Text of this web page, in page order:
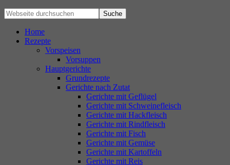
Home
Rezepte
Vorspeisen
Vorsuppen
Hauptgerichte
Grundrezepte
Gerichte nach Zutat
Gerichte mit Geflügel
Gerichte mit Schweinefleisch
Gerichte mit Hackfleisch
Gerichte mit Rindfleisch
Gerichte mit Fisch
Gerichte mit Gemüse
Gerichte mit Kartoffeln
Gerichte mit Reis